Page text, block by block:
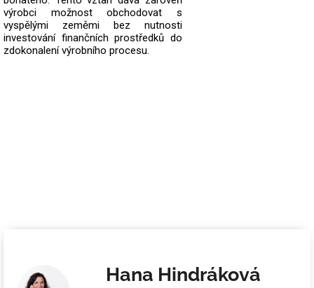
výrobci možnost obchodovat s
vyspělými zeměmi bez nutnosti
investování finančních prostředků do
zdokonalení výrobního procesu.
Hana Hindráková